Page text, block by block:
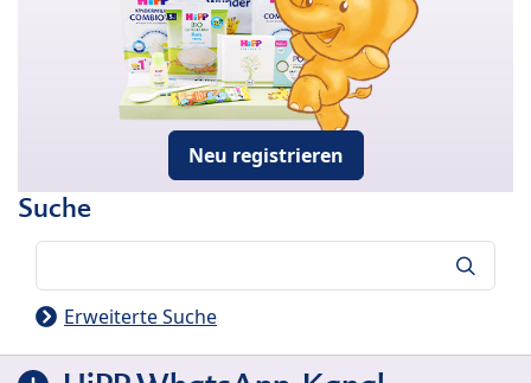
Neu registrieren
Suche
Erweiterte Suche